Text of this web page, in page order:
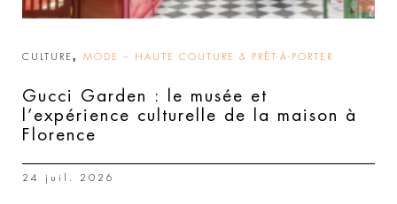
CULTURE , MODE – HAUTE COUTURE & PRÊT-À-PORTER
Gucci Garden : le musée et
l’expérience culturelle de la maison à
Florence
24 juil. 2026